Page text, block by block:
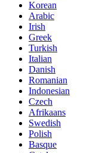
Korean
Arabic
Irish
Greek
Turkish
Italian
Danish
Romanian
Indonesian
Czech
Afrikaans
Swedish
Polish
Basque